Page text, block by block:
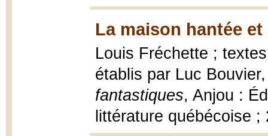
La maison hantée
Louis Fréchette ;
établis par Luc
fantastiques, Anjou :
littérature québécoise